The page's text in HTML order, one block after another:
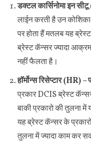
डक्टल कार्सिनोमा इन
लाईन करती है उन
पर होता हैं मतलब यह
ब्रेस्ट कॅन्सर ज्यादा
नहीं फैलता है।
हॉर्मोन्स रिसेप्टार (HR)
प्रकार DCIS ब्रेस्ट
बाकी प्रकारो की तुलना
यह ब्रेस्ट कॅन्सर के
तुलना में ज्यादा काम कर